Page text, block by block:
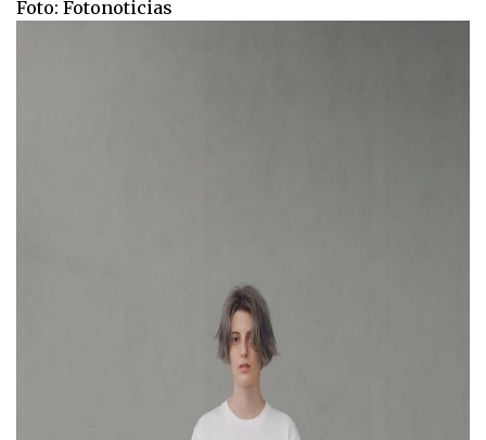
Foto: Fotonoticias